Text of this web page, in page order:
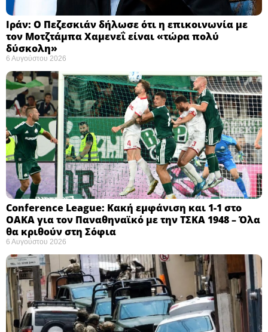
Ιράν: Ο Πεζεσκιάν δήλωσε ότι η επικοινωνία με
τον Μοτζτάμπα Χαμενεΐ είναι «τώρα πολύ
δύσκολη» ​
6 Αυγούστου 2026
Conference League: Κακή εμφάνιση και 1-1 στο
ΟΑΚΑ για τον Παναθηναϊκό με την ΤΣΚΑ 1948 – Όλα
θα κριθούν στη Σόφια ​
6 Αυγούστου 2026